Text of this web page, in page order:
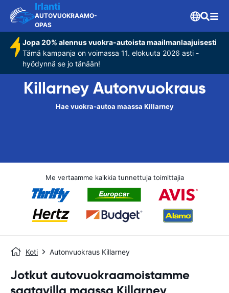
Irlanti
AUTOVUOKRAAMO-
OPAS
Jopa 20% alennus vuokra-autoista maailmanlaajuisesti
Tämä kampanja on voimassa 11. elokuuta 2026 asti -
hyödynnä se jo tänään!
Killarney Autonvuokraus
Hae vuokra-autoa maassa Killarney
Me vertaamme kaikkia tunnettuja toimittajia
Koti Autonvuokraus Killarney
Jotkut autovuokraamoistamme